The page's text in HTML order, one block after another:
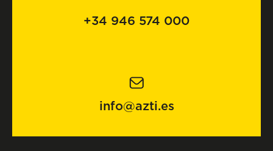
+34 946 574 000
info@azti.es